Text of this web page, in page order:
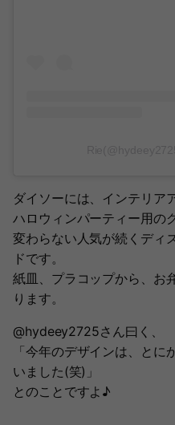
ダイソーには、インテリア
ハロウィンパーティー用の
変わらない人気が続くディ
ドです。
紙皿、プラコップから、お
ります。
@hydeey2725さん曰く、
「今年のデザインは、とに
いました(笑)」
とのことですよ♪